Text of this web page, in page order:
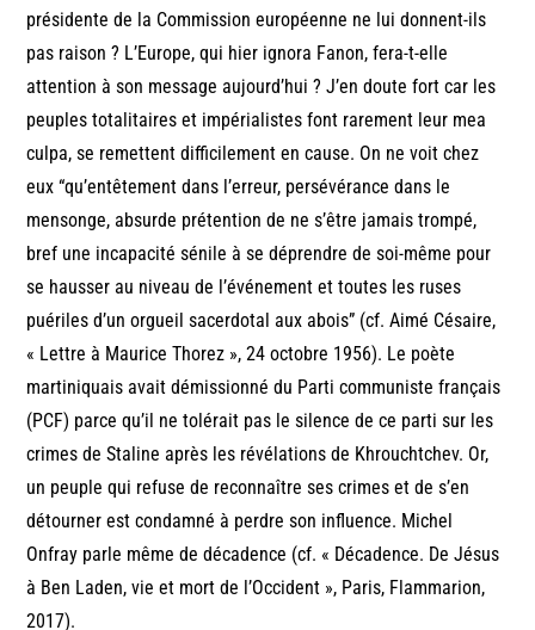
présidente de la Commission européenne ne lui donnent-ils
pas raison ? L’Europe, qui hier ignora Fanon, fera-t-elle
attention à son message aujourd’hui ? J’en doute fort car les
peuples totalitaires et impérialistes font rarement leur mea
culpa, se remettent difficilement en cause. On ne voit chez
eux “qu’entêtement dans l’erreur, persévérance dans le
mensonge, absurde prétention de ne s’être jamais trompé,
bref une incapacité sénile à se déprendre de soi-même pour
se hausser au niveau de l’événement et toutes les ruses
puériles d’un orgueil sacerdotal aux abois” (cf. Aimé Césaire,
« Lettre à Maurice Thorez », 24 octobre 1956). Le poète
martiniquais avait démissionné du Parti communiste français
(PCF) parce qu’il ne tolérait pas le silence de ce parti sur les
crimes de Staline après les révélations de Khrouchtchev. Or,
un peuple qui refuse de reconnaître ses crimes et de s’en
détourner est condamné à perdre son influence. Michel
Onfray parle même de décadence (cf. « Décadence. De Jésus
à Ben Laden, vie et mort de l’Occident », Paris, Flammarion,
2017).